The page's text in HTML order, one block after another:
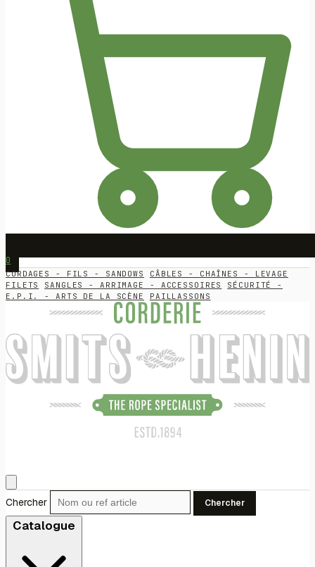
0
CORDAGES - FILS - SANDOWS
CÂBLES - CHAÎNES - LEVAGE
FILETS
SANGLES - ARRIMAGE - ACCESSOIRES
SÉCURITÉ -
E.P.I. - ARTS DE LA SCÈNE
PAILLASSONS
Chercher Chercher
Catalogue